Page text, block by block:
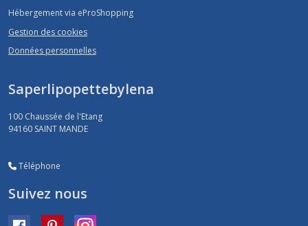
Hébergement via eProShopping
Gestion des cookies
Données personnelles
Saperlipopettebylena
100 Chaussée de l'Etang
94160 SAINT MANDE
Téléphone
Suivez nous